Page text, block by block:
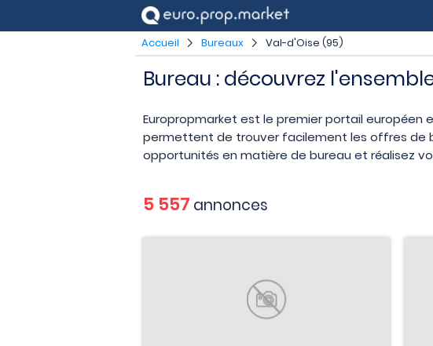
Accueil Bureaux Val-d'Oise (95)
Bureau : découvrez
Europropmarket est le premier portail européen
permettent de trouver facilement les offres de
opportunités en matière de bureau et réalisez
5 557 annonces